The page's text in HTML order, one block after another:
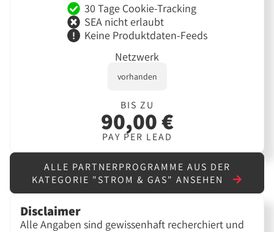
30 Tage Cookie-Tracking
SEA nicht erlaubt
Keine Produktdaten-Feeds
Netzwerk
vorhanden
BIS ZU
90,00 €
PAY PER LEAD
ALLE PARTNERPROGRAMME AUS DER
KATEGORIE "STROM & GAS" ANSEHEN
Disclaimer
Alle Angaben sind gewissenhaft recherchiert und